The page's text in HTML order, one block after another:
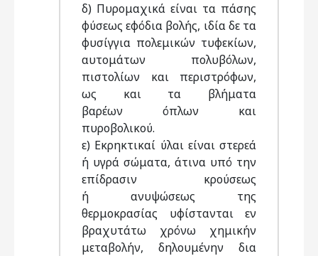
δ) Πυρομαχικά είναι τα πάσης
φύσεως εφόδια βολής, ιδία δε τα
φυσίγγια πολεμικών τυφεκίων,
αυτομάτων πολυβόλων,
πιστολίων και περιστρόφων,
ως και τα βλήματα
βαρέων όπλων και
πυροβολικού.
ε) Εκρηκτικαί ύλαι είναι στερεά
ή υγρά σώματα, άτινα υπό την
επίδρασιν κρούσεως
ή ανυψώσεως της
θερμοκρασίας υφίστανται εν
βραχυτάτω χρόνω χημικήν
μεταβολήν, δηλουμένην δια